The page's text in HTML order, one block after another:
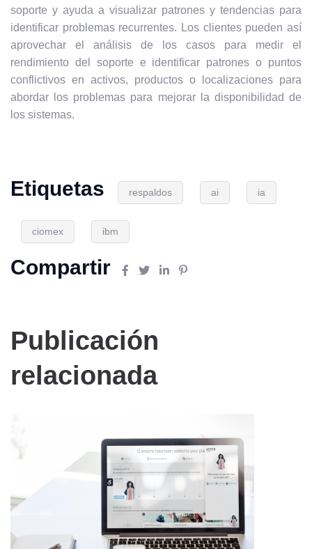
soporte y ayuda a visualizar patrones y tendencias para
identificar problemas recurrentes. Los clientes pueden así
aprovechar el análisis de los casos para medir el
rendimiento del soporte e identificar patrones o puntos
conflictivos en activos, productos o localizaciones para
abordar los problemas para mejorar la disponibilidad de
los sistemas.
Etiquetas respaldos ai ia
ciomex ibm
Compartir
Publicación
relacionada